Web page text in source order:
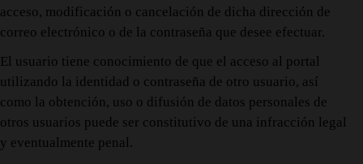
acceso, modificación o cancelación de dicha dirección de
correo electrónico o de la contraseña que desee efectuar.
El usuario tiene conocimiento de que el acceso al portal
utilizando la identidad o contraseña de otro usuario, así
como la obtención, uso o difusión de datos personales de
otros usuarios puede ser constitutivo de una infracción legal
y eventualmente penal.